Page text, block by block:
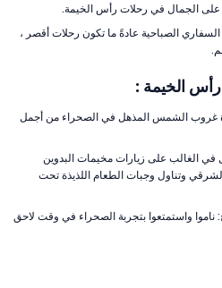
على الجمال في رحلات رأس الخيمة.
الصباحية عادةً ما تكون رحلات أقصر ،
الخيمة :
الشمس المذهل في الصحراء من أجمل
في الغالب على زيارات مخيمات البدوين
وتناول وجبات الطعام اللذيذة تحت
واستمتعوا بتجربة الصحراء في وقت لاحق